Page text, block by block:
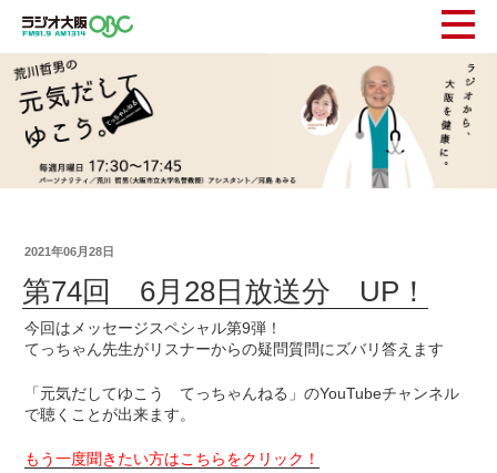
2021年06月28日
第74回 6月28日放送分 UP！
今回はメッセージスペシャル第9弾！
てっちゃん先生がリスナーからの疑問質問にズバリ答えます
「元気だしてゆこう てっちゃんねる」のYouTubeチャンネル
で聴くことが出来ます。
もう一度聞きたい方はこちらをクリック！